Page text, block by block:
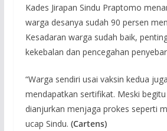
Kades Jirapan Sindu Praptomo
warga desanya sudah 90 persen
Kesadaran warga sudah baik,
kekebalan dan pencegahan
“Warga sendiri usai vaksin kedua
mendapatkan sertifikat. Meski
dianjurkan menjaga prokes seperti
ucap Sindu. (Cartens)